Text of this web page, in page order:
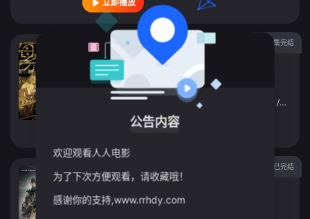
立即播放
第30集完结
繁花 2023
连续剧
中国大陆
王家卫
胡歌 / 马伊琍 唐嫣 / 辛芷蕾 / 陈龙
立即播放
已完结
长城2016[电影解说]
电影 2016
公告内容
欢迎观看人人电影
为了下次方便观看，请收藏哦！
感谢你的支持,www.rrhdy.com